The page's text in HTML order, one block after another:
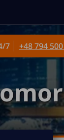
7 +48 794